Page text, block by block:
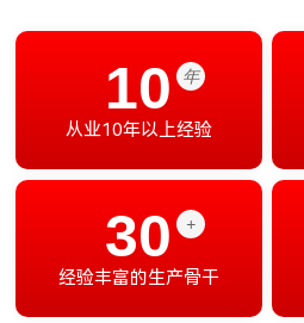
10 年
从业10年以上经验
30 +
经验丰富的生产骨干